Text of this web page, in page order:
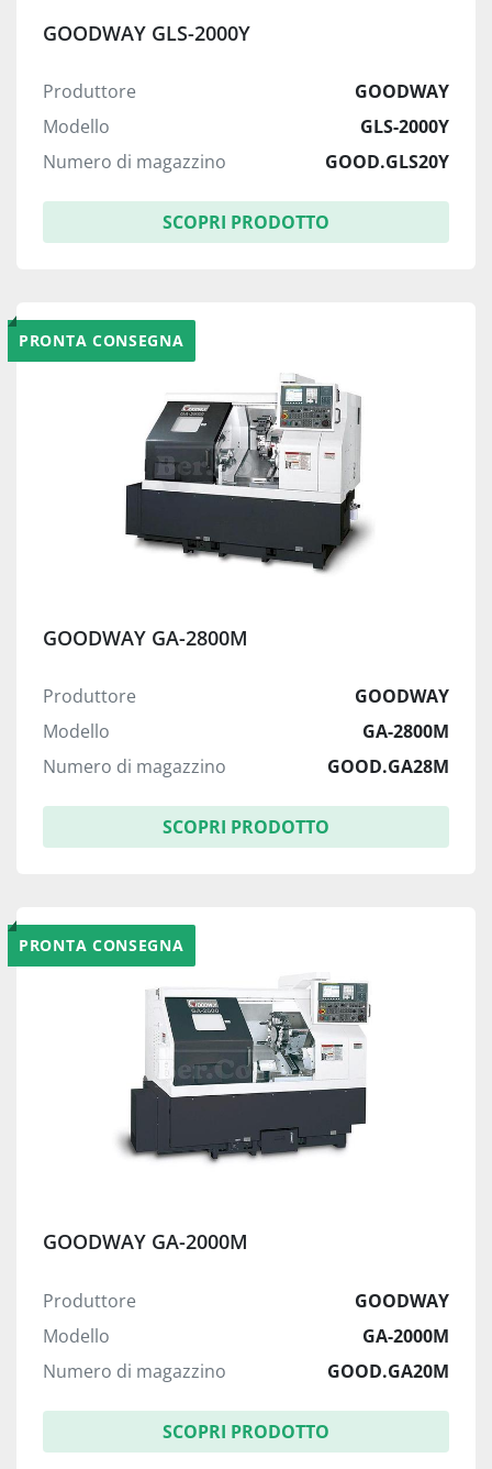
GOODWAY GLS-2000Y
Produttore
GOODWAY
Modello
GLS-2000Y
Numero di magazzino
GOOD.GLS20Y
SCOPRI PRODOTTO
PRONTA CONSEGNA
GOODWAY GA-2800M
Produttore
GOODWAY
Modello
GA-2800M
Numero di magazzino
GOOD.GA28M
SCOPRI PRODOTTO
PRONTA CONSEGNA
GOODWAY GA-2000M
Produttore
GOODWAY
Modello
GA-2000M
Numero di magazzino
GOOD.GA20M
SCOPRI PRODOTTO